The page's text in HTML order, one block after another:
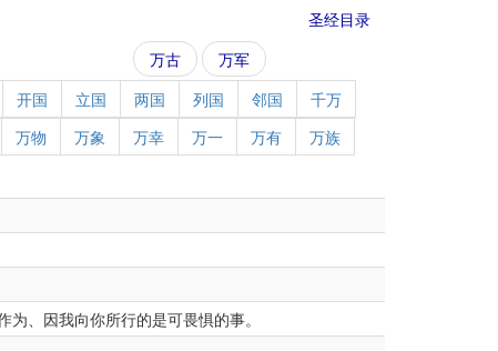
圣经目录
万古
万军
开国 立国 两国 列国 邻国
千万
万物 万象 万幸 万一 万有
万族
、因我向你所行的是可畏惧的事。